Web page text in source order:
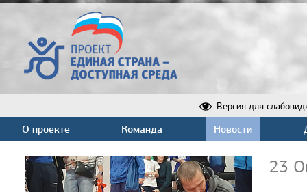
Версия для
О проекте Команда Новости
23